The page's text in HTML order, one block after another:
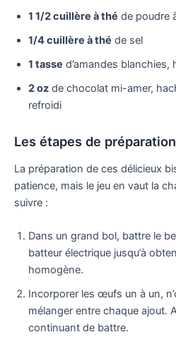
1 1/2 cuillère à thé de poudre
1/4 cuillère à thé de sel
1 tasse d’amandes
2 oz de chocolat mi-amer,
refroidi
Les étapes de préparation
La préparation de ces délicieux
patience, mais le jeu en vaut la
suivre :
Dans un grand bol, battre le
batteur électrique jusqu’à
homogène.
Incorporer les œufs un à un,
mélanger entre chaque ajout.
continuant de battre.